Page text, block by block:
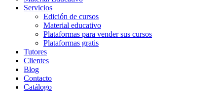
Servicios
Edición de cursos
Material educativo
Plataformas para vender sus cursos
Plataformas gratis
Tutores
Clientes
Blog
Contacto
Catálogo